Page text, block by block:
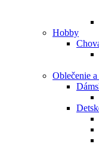
Hobby
Oblečenie a